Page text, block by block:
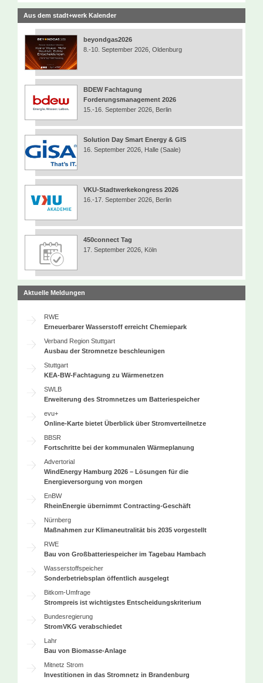
Aus dem stadt+werk Kalender
beyondgas2026
8.-10. September 2026, Oldenburg
BDEW Fachtagung
Forderungsmanagement 2026
15.-16. September 2026, Berlin
Solution Day Smart Energy & GIS
16. September 2026, Halle (Saale)
VKU-Stadtwerkekongress 2026
16.-17. September 2026, Berlin
450connect Tag
17. September 2026, Köln
Aktuelle Meldungen
RWE
Erneuerbarer Wasserstoff erreicht Chemiepark
Verband Region Stuttgart
Ausbau der Stromnetze beschleunigen
Stuttgart
KEA-BW-Fachtagung zu Wärmenetzen
SWLB
Erweiterung des Stromnetzes um Batteriespeicher
evu+
Online-Karte bietet Überblick über Stromverteilnetze
BBSR
Fortschritte bei der kommunalen Wärmeplanung
Advertorial
WindEnergy Hamburg 2026 – Lösungen für die
Energieversorgung von morgen
EnBW
RheinEnergie übernimmt Contracting-Geschäft
Nürnberg
Maßnahmen zur Klimaneutralität bis 2035 vorgestellt
RWE
Bau von Großbatteriespeicher im Tagebau Hambach
Wasserstoffspeicher
Sonderbetriebsplan öffentlich ausgelegt
Bitkom-Umfrage
Strompreis ist wichtigstes Entscheidungskriterium
Bundesregierung
StromVKG verabschiedet
Lahr
Bau von Biomasse-Anlage
Mitnetz Strom
Investitionen in das Stromnetz in Brandenburg